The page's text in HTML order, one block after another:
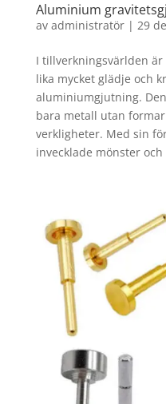
Aluminium
av administratör| 29
I tillverkningsvärlden är
lika mycket glädje och
aluminiumgjutning.
bara metall utan
verkligheter. Med sin
invecklade mönster